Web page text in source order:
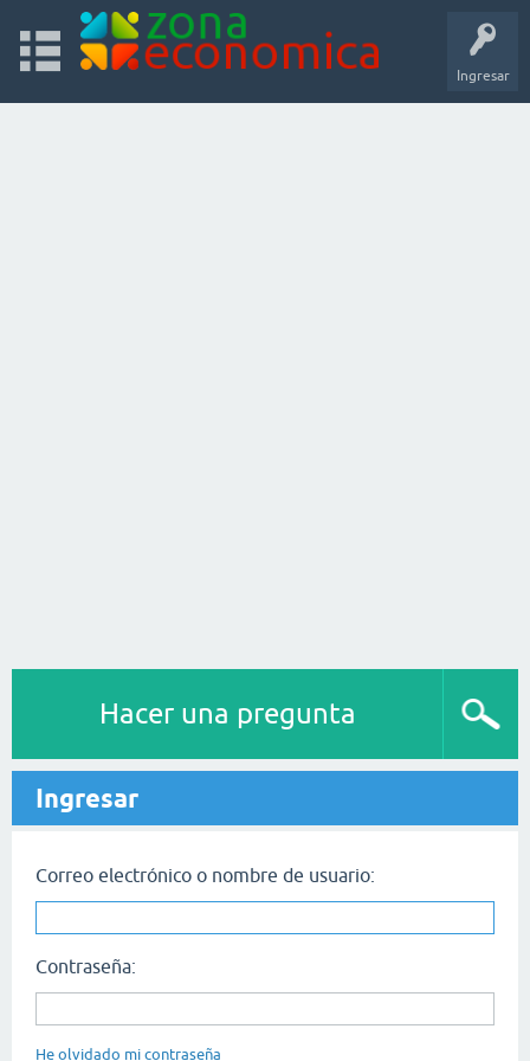
Ingresar
Hacer una pregunta
Ingresar
Correo electrónico o nombre de usuario:
Contraseña:
He olvidado mi contraseña